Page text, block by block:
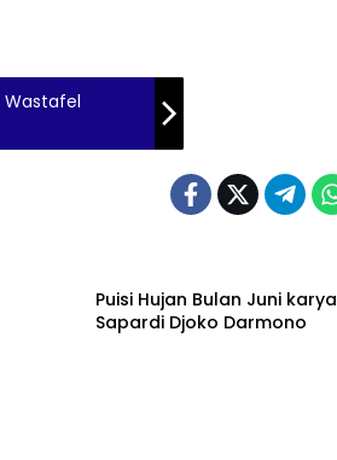
Wastafel
Puisi Hujan Bulan Juni karya
Sapardi Djoko Darmono